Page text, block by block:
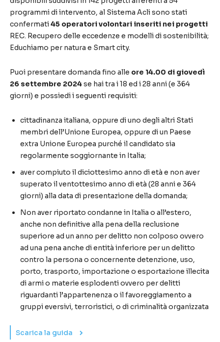
programmi di intervento, al Sistema Acli sono stati
confermati45 operatori volontari inseriti nei progetti
REC. Recupero delle eccedenze e modelli di sostenibilità;
Educhiamo per natura e Smart city.
Puoi presentare domanda fino alle ore 14.00 di giovedì
26 settembre 2024se hai tra i 18 ed i 28 anni (e 364
giorni) e possiedi i seguenti requisiti:
cittadinanza italiana, oppure di uno degli altri Stati
membri dell’Unione Europea, oppure di un Paese
extra Unione Europea purché il candidato sia
regolarmente soggiornante in Italia;
aver compiuto il diciottesimo anno di età e non aver
superato il ventottesimo anno di età (28 anni e 364
giorni) alla data di presentazione della domanda;
Non aver riportato condanne in Italia o all’estero,
anche non definitive alla pena della reclusione
superiore ad un anno per delitto non colposo ovvero
ad una pena anche di entità inferiore per un delitto
contro la persona o concernente detenzione, uso,
porto, trasporto, importazione o esportazione illecita
di armi o materie esplodenti ovvero per delitti
riguardanti l’appartenenza o il favoreggiamento a
gruppi eversivi, terroristici, o di criminalità organizzata
Scarica la guida